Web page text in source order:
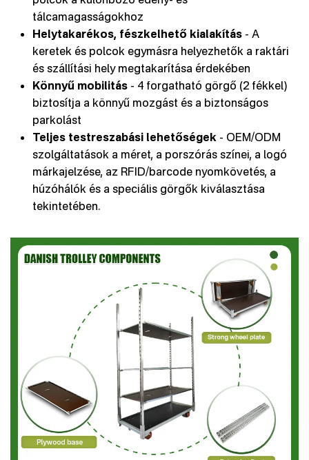
tálcamagasságokhoz
Helytakarékos, fészkelhető kialakítás - A
keretek és polcok egymásra helyezhetők a raktári
és szállítási hely megtakarítása érdekében
Könnyű mobilitás - 4 forgatható görgő (2 fékkel)
biztosítja a könnyű mozgást és a biztonságos
parkolást
Teljes testreszabási lehetőségek - OEM/ODM
szolgáltatások a méret, a porszórás színei, a logó
márkajelzése, az RFID/barcode nyomkövetés, a
húzóhálók és a speciális görgők kiválasztása
tekintetében.